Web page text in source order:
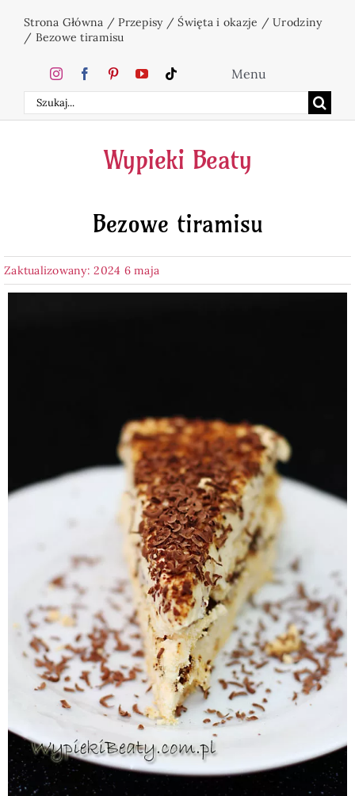
zawartości
Strona Główna /Przepisy/Święta i okazje /Urodziny
/ Bezowe tiramisu
Szukaj
Menu
Home
Ciasta
Desery
Przetwory
Posiłki
Zdrowo i fit
Kuchnie świata
SKLEP
Polski
Wypieki Beaty
Bezowe tiramisu
Zaktualizowany: 2024 6 maja